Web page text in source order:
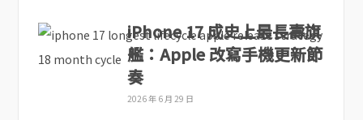
iPhone 17 成史上最長壽旗
艦：Apple 改寫手機更新節
奏
2026 年 6 月 29 日